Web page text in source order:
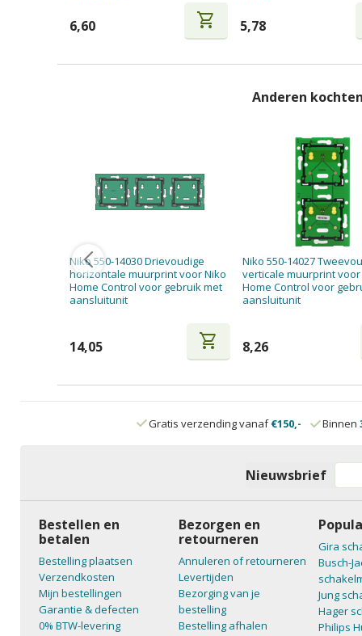
6,60 shopping_cart 5,78
Anderen
Niko 550-14030 Drievoudige
horizontale muurprint voor Niko
Home Control voor gebruik met
aansluitunit
14,05 shopping_cart
Niko 550-14027
verticale muurprint
Home Control voor
aansluitunit
8,26
Gratis verzending vanaf€150,- Binnen
Nieuwsbrief
Bestellen en
betalen
Bestelling plaatsen
Verzendkosten
Mijn bestellingen
Garantie & defecten
0% BTW-levering
Bezorgen en
retourneren
Annuleren of retourneren
Levertijden
Bezorging van je
bestelling
Bestelling afhalen
Gira
Busch-
Jung
Hager
Philips